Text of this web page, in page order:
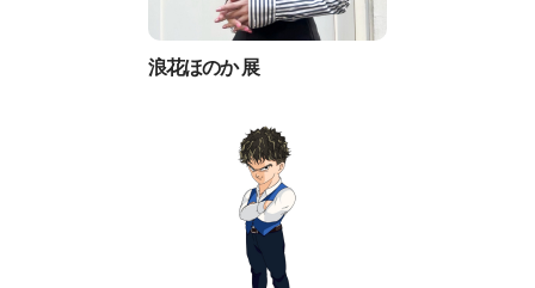
浪花ほのか 展